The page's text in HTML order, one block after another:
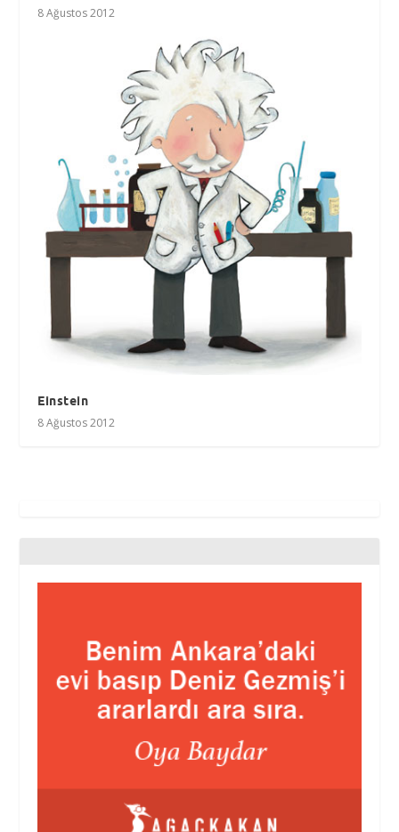
8 Ağustos 2012
Einstein
8 Ağustos 2012